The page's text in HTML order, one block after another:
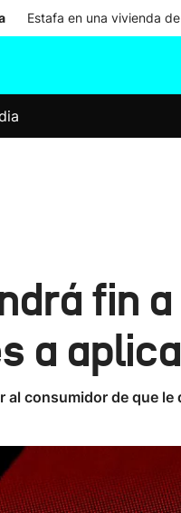
Estafa en una vivienda
fin
a
al consumidor de que